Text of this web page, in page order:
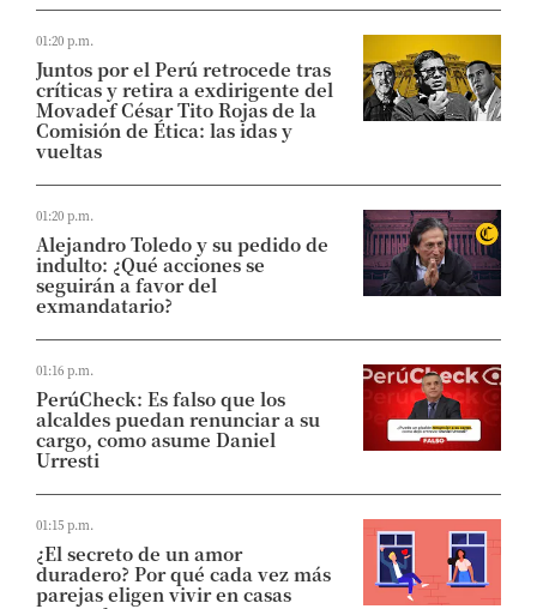
01:20 p.m.
Juntos por el Perú retrocede tras
críticas y retira a exdirigente del
Movadef César Tito Rojas de la
Comisión de Ética: las idas y
vueltas
01:20 p.m.
Alejandro Toledo y su pedido de
indulto: ¿Qué acciones se
seguirán a favor del
exmandatario?
01:16 p.m.
PerúCheck: Es falso que los
alcaldes puedan renunciar a su
cargo, como asume Daniel
Urresti
01:15 p.m.
¿El secreto de un amor
duradero? Por qué cada vez más
parejas eligen vivir en casas